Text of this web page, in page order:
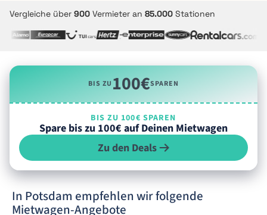
Vergleiche über 900 Vermieter an 85.000 Stationen
BIS ZU100€SPAREN
BIS ZU 100€ SPAREN
Spare bis zu 100€ auf Deinen Mietwagen
Zu den Deals
In Potsdam empfehlen wir folgende
Mietwagen-Angebote